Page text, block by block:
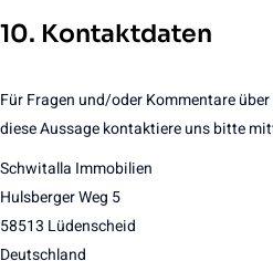
10. Kontaktdaten
Für Fragen und/oder Kommentare
diese Aussage kontaktiere uns bitte
Schwitalla Immobilien
Hulsberger Weg 5
58513 Lüdenscheid
Deutschland